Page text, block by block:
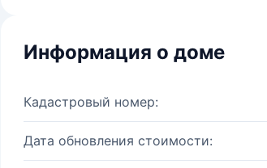
Информация о доме
Кадастровый номер:
Дата обновления стоимости: